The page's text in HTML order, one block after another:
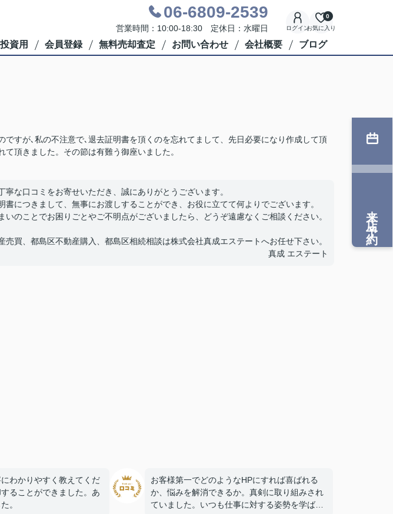
06-6809-2539
営業時間：10:00-18:30 定休日：水曜日 ログインお気に入り
0
投資用 会員登録 無料売却査定 お問い合わせ 会社概要 ブログ
ですが､私の不注意で､退去証明書を頂くのを忘れてまして、先日必要になり作成して頂
て頂きました。その節は有難う御座いました。
寧な口コミをお寄せいただき、誠にありがとうございます。
書につきまして、無事にお渡しすることができ、お役に立てて何よりでございます。
いのことでお困りごとやご不明点がございましたら、どうぞ遠慮なくご相談ください。
売買、都島区不動産購入、都島区相続相談は株式会社真成エステートへお任せ下さい。
真成 エステート
わかりやすく教えてくだ
ることができました。あ
。
お客様第一でどのようなHPにすれば喜ばれる
か、悩みを解消できるか。真剣に取り組みされ
ていました。いつも仕事に対する姿勢を学ばせ
来店予約